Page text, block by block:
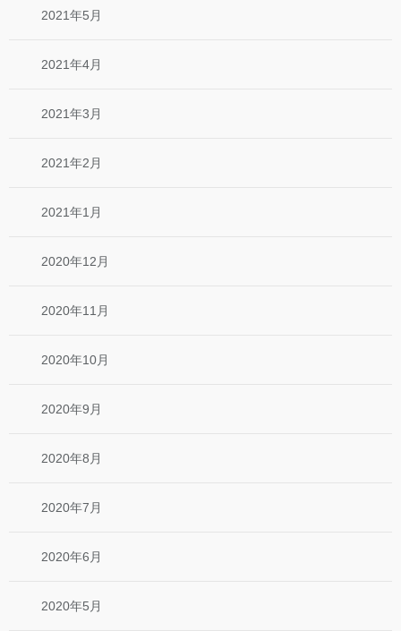
2021年5月
2021年4月
2021年3月
2021年2月
2021年1月
2020年12月
2020年11月
2020年10月
2020年9月
2020年8月
2020年7月
2020年6月
2020年5月